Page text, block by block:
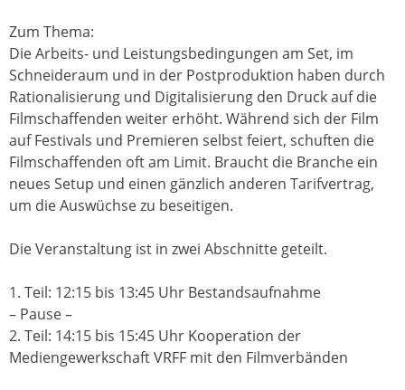
Zum Thema:
Die Arbeits- und Leistungsbedingungen am Set, im
Schneideraum und in der Postproduktion haben durch
Rationalisierung und Digitalisierung den Druck auf die
Filmschaffenden weiter erhöht. Während sich der Film
auf Festivals und Premieren selbst feiert, schuften die
Filmschaffenden oft am Limit. Braucht die Branche ein
neues Setup und einen gänzlich anderen Tarifvertrag,
um die Auswüchse zu beseitigen.
Die Veranstaltung ist in zwei Abschnitte geteilt.
1. Teil: 12:15 bis 13:45 Uhr Bestandsaufnahme
– Pause –
2. Teil: 14:15 bis 15:45 Uhr Kooperation der
Mediengewerkschaft VRFF mit den Filmverbänden